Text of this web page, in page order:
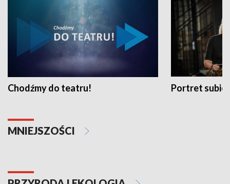
Chodźmy do teatru! Portret
MNIEJSZOŚCI